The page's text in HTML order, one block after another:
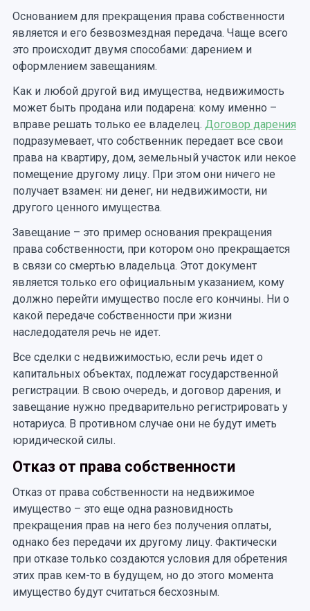
Основанием для прекращения права собственности
является и его безвозмездная передача. Чаще всего
это происходит двумя способами: дарением и
оформлением завещаниям.
Как и любой другой вид имущества, недвижимость
может быть продана или подарена: кому именно –
вправе решать только ее владелец. Договор дарения
подразумевает, что собственник передает все свои
права на квартиру, дом, земельный участок или некое
помещение другому лицу. При этом они ничего не
получает взамен: ни денег, ни недвижимости, ни
другого ценного имущества.
Завещание – это пример основания прекращения
права собственности, при котором оно прекращается
в связи со смертью владельца. Этот документ
является только его официальным указанием, кому
должно перейти имущество после его кончины. Ни о
какой передаче собственности при жизни
наследодателя речь не идет.
Все сделки с недвижимостью, если речь идет о
капитальных объектах, подлежат государственной
регистрации. В свою очередь, и договор дарения, и
завещание нужно предварительно регистрировать у
нотариуса. В противном случае они не будут иметь
юридической силы.
Отказ от права собственности
Отказ от права собственности на недвижимое
имущество – это еще одна разновидность
прекращения прав на него без получения оплаты,
однако без передачи их другому лицу. Фактически
при отказе только создаются условия для обретения
этих прав кем-то в будущем, но до этого момента
имущество будут считаться бесхозным.